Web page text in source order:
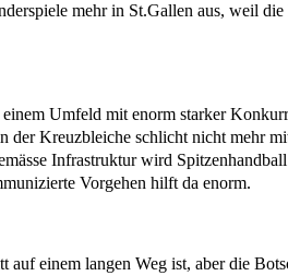
mehr in St.Gallen aus, weil
Umfeld mit enorm starker
der Kreuzbleiche schlicht nicht mehr
Infrastruktur wird
Vorgehen hilft da enorm.
einem langen Weg ist, aber die